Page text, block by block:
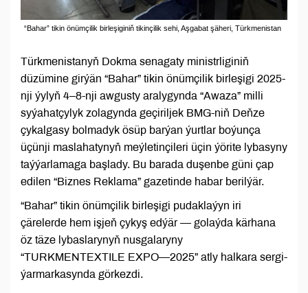
“Bahar” tikin önümçilik birleşiginiň tikinçilik sehi, Aşgabat şäheri, Türkmenistan
Türkmenistanyň Dokma senagaty ministrliginiň
düzümine girýän “Bahar” tikin önümçilik birleşigi 2025-
nji ýylyň 4–8-nji awgusty aralygynda “Awaza” milli
syýahatçylyk zolagynda geçiriljek BMG-niň Deňze
çykalgasy bolmadyk ösüp barýan ýurtlar boýunça
üçünji maslahatynyň meýletinçileri üçin ýörite lybasyny
taýýarlamaga başlady. Bu barada duşenbe güni çap
edilen “Biznes Reklama” gazetinde habar berilýär.
“Bahar” tikin önümçilik birleşigi pudaklaýyn iri
çärelerde hem işjeň çykyş edýär — golaýda kärhana
öz täze lybaslarynyň nusgalaryny
“TURKMENTEXTILE EXPO—2025” atly halkara sergi-
ýarmarkasynda görkezdi.